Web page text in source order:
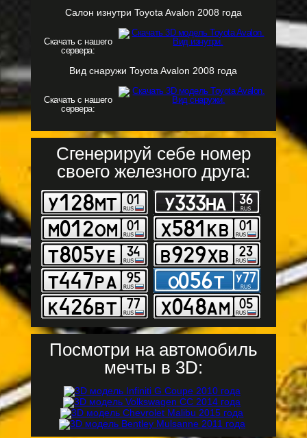
Салон изнутри Toyota Avalon 2008 года
Скачать с нашего
сервера:
Вид снаружи Toyota Avalon 2008 года
Скачать с нашего
сервера:
Сгенерируй себе номер
своего железного друга:
Посмотри на автомобиль
мечты в 3D: